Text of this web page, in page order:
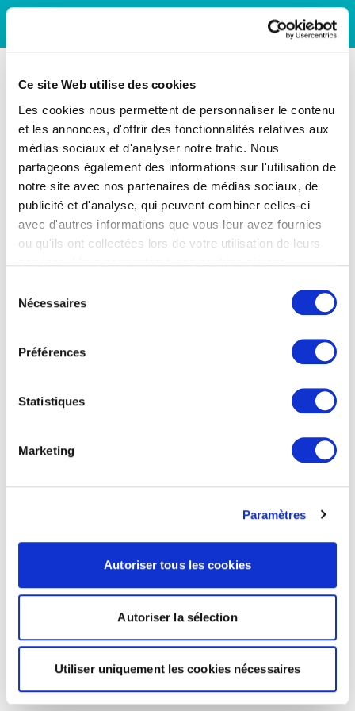
Ce site Web utilise des cookies
Les cookies nous permettent de personnaliser le contenu
et les annonces, d'offrir des fonctionnalités relatives aux
médias sociaux et d'analyser notre trafic. Nous
partageons également des informations sur l'utilisation de
notre site avec nos partenaires de médias sociaux, de
publicité et d'analyse, qui peuvent combiner celles-ci
avec d'autres informations que vous leur avez fournies
ou qu'ils ont collectées lors de votre utilisation de leurs
Nécessaires
Préférences
Statistiques
Marketing
Paramètres
Autoriser tous les cookies
Autoriser la sélection
Utiliser uniquement les cookies nécessaires